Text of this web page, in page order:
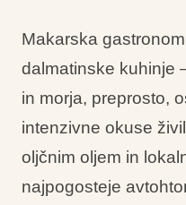
Makarska
dalmatinske kuhinje
in morja, preprosto,
intenzivne okuse
oljčnim oljem in
najpogosteje